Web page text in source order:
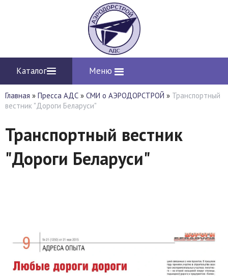
Каталог Меню
Главная » Пресса АДС » СМИ о АЭРОДОРСТРОЙ » Транспортный
вестник "Дороги Беларуси"
Транспортный вестник
"Дороги Беларуси"